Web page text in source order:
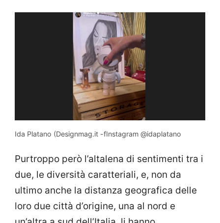
Ida Platano (Designmag.it -fInstagram @idaplatano
Purtroppo però l’altalena di sentimenti tra i
due, le diversità caratteriali, e, non da
ultimo anche la distanza geografica delle
loro due città d’origine, una al nord e